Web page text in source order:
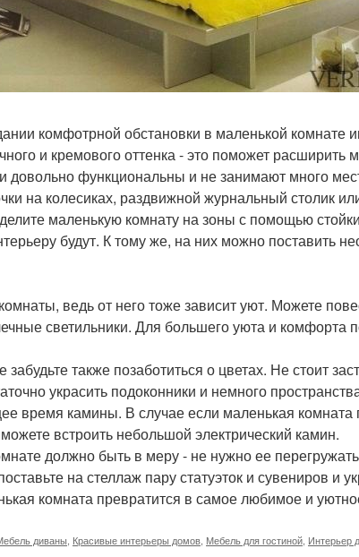
комфотрной обстановки в маленькой комнате
и кремового оттенка - это поможет расширить
довольно функциональны и не занимают много
на колесиках, раздвижной журнальный столик
маленькую комнату на зоны с помощью
будут. К тому же, на них можно поставить
ведь от него тоже зависит уют. Можете
светильники. Для большего уюта и комфорта
также позаботиться о цветах. Не стоит
украсить подоконники и немного
время камины. В случае если маленькая
встроить небольшой электрический камин.
должно быть в меру - не нужно ее
на стеллаж пару статуэток и сувениров и
комната превратится в самое любимое и
диваны Красивые интерьеры домов Мебель для гостиной Интерьер